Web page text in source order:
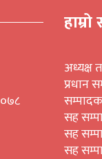
अध्यक्ष
प्रधान
सह
सह
सह